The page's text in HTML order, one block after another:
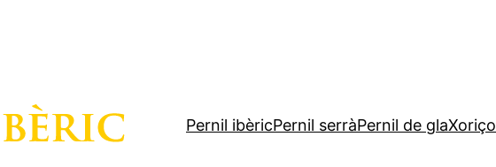
Pernil ibèricPernil serràPernil de glaXoriço